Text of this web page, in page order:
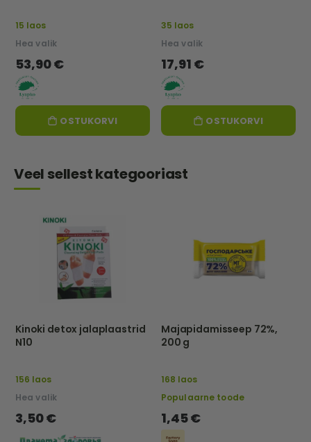
15 laos
Hea valik
53,90 €
OSTUKORVI
35 laos
Hea valik
17,91 €
OSTUKORVI
Veel sellest kategooriast
Kinoki detox jalaplaastrid
N10
156 laos
Hea valik
3,50 €
Majapidamisseep 72%,
200 g
168 laos
Populaarne toode
1,45 €